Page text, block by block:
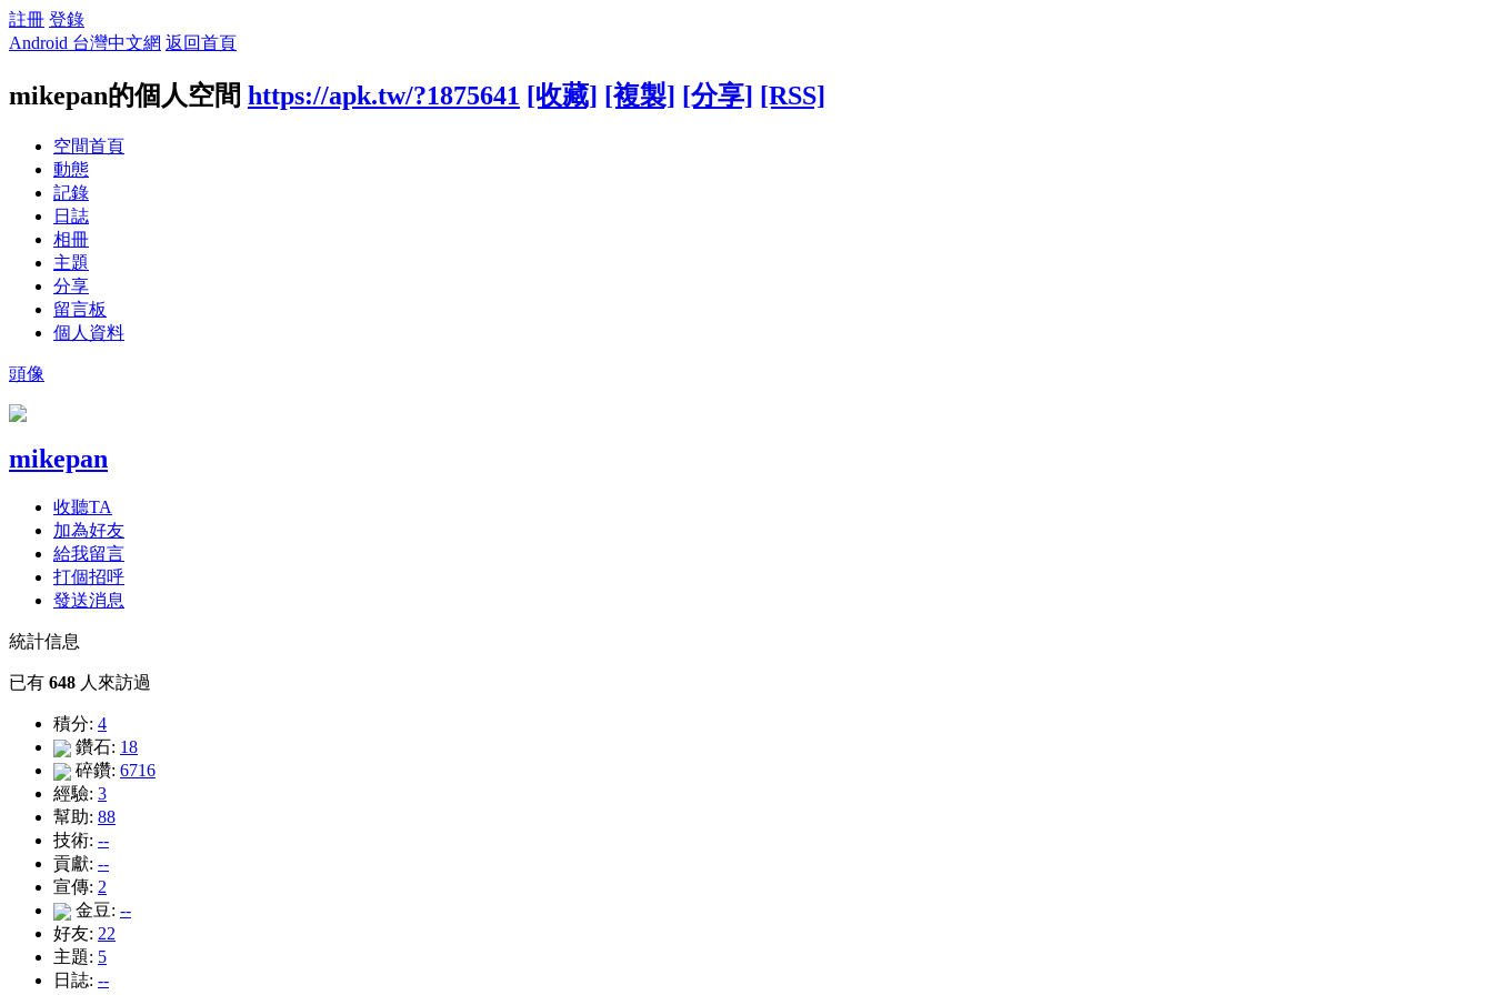
註冊 登錄
Android 台灣中文網 返回首頁
mikepan的個人空間 https://apk.tw/?1875641 [收藏] [複製] [分享] [RSS]
空間首頁
動態
記錄
日誌
相冊
主題
分享
留言板
個人資料
頭像
mikepan
收聽TA
加為好友
給我留言
打個招呼
發送消息
統計信息
已有 648 人來訪過
積分: 4
鑽石: 18
碎鑽: 6716
經驗: 3
幫助: 88
技術: --
貢獻: --
宣傳: 2
金豆: --
好友: 22
主題: 5
日誌: --